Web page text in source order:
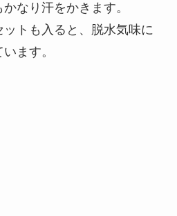
なり汗をかきます。
トも入ると、脱水気味に
ます。